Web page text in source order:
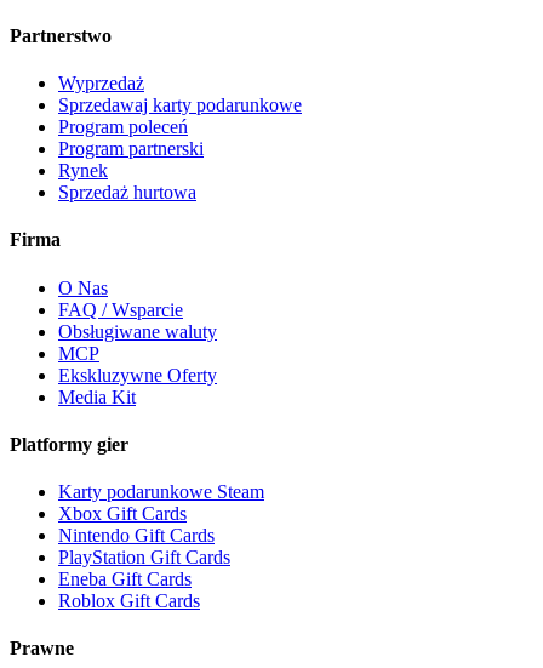
Partnerstwo
Wyprzedaż
Sprzedawaj karty podarunkowe
Program poleceń
Program partnerski
Rynek
Sprzedaż hurtowa
Firma
O Nas
FAQ / Wsparcie
Obsługiwane waluty
MCP
Ekskluzywne Oferty
Media Kit
Platformy gier
Karty podarunkowe Steam
Xbox Gift Cards
Nintendo Gift Cards
PlayStation Gift Cards
Eneba Gift Cards
Roblox Gift Cards
Prawne